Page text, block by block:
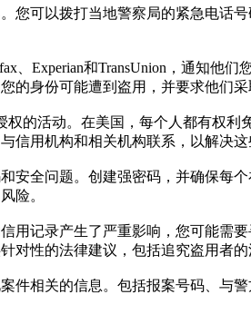
可以拨打当地警察局的紧急电话
Experian和TransUnion，通知他
身份可能遭到盗用，并要求他们采
的活动。在美国，每个人都有权利
信用机构和相关机构联系，以解决这
全问题。创建强密码，并确保每
险。
记录产生了严重影响，您可能需
性的法律建议，包括追究盗用者的
相关的信息。包括报案号码、与